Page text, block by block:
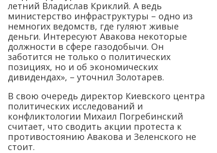
летний Владислав Криклий. А ведь
министерство инфраструктуры – одно из
немногих ведомств, где гуляют живые
деньги. Интересуют Авакова некоторые
должности в сфере газодобычи. Он
заботится не только о политических
позициях, но и об экономических
дивидендах», – уточнил Золотарев.
В свою очередь директор Киевского центра
политических исследований и
конфликтологии Михаил Погребинский
считает, что сводить акции протеста к
противостоянию Авакова и Зеленского не
стоит.